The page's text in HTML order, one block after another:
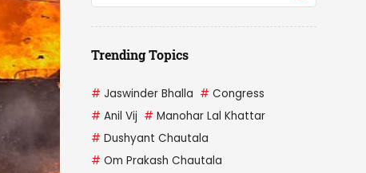
Trending Topics
# Jaswinder Bhalla # Congress
# Anil Vij # Manohar Lal Khattar
# Dushyant Chautala
# Om Prakash Chautala